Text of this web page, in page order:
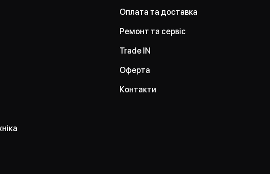
Оплата та доставка
Ремонт та сервіс
Trade IN
Оферта
Контакти